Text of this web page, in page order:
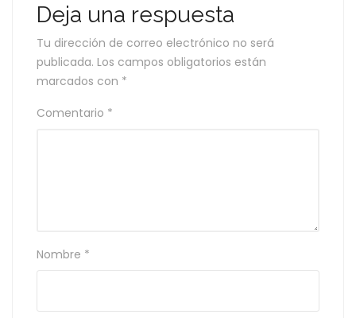
Deja una respuesta
Tu dirección de correo electrónico no será
publicada. Los campos obligatorios están
marcados con *
Comentario *
Nombre *